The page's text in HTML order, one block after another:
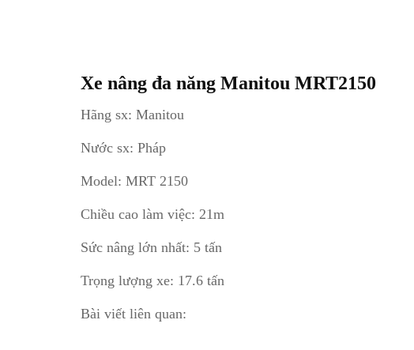
Xe nâng đa năng Manitou MRT2150
Hãng sx: Manitou
Nước sx: Pháp
Model: MRT 2150
Chiều cao làm việc: 21m
Sức nâng lớn nhất: 5 tấn
Trọng lượng xe: 17.6 tấn
Bài viết liên quan: